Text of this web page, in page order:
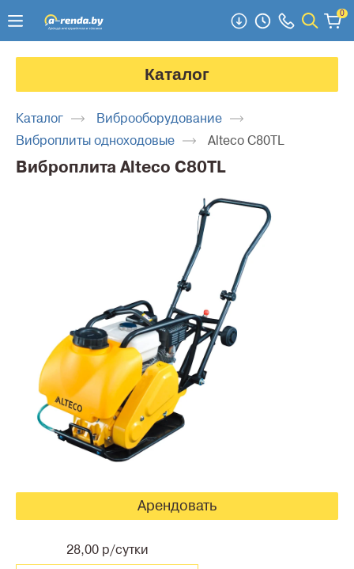
0
Каталог
Каталог
Виброоборудование
Виброплиты одноходовые
Alteco С80TL
Виброплита Alteco С80TL
Арендовать
28,00 р/сутки